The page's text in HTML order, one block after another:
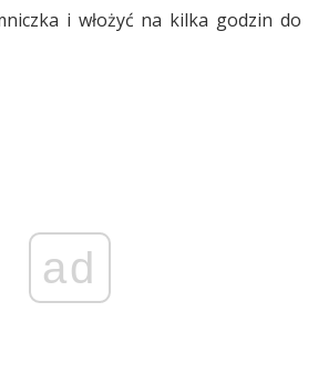
i włożyć na kilka godzin do
ad